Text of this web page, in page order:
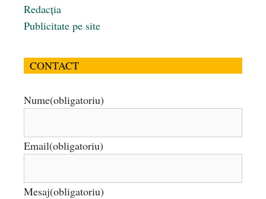
Redacția
Publicitate pe site
CONTACT
Nume(obligatoriu)
Email(obligatoriu)
Mesaj(obligatoriu)